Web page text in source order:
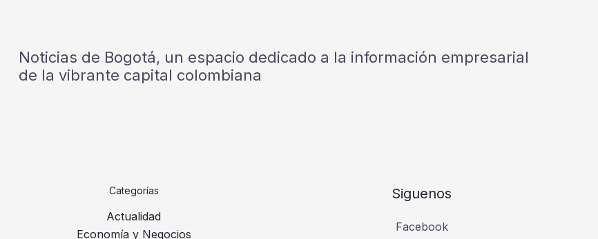
Noticias de Bogotá, un espacio dedicado a la información empresarial
de la vibrante capital colombiana
Categorías
Actualidad
Economía y Negocios
Siguenos
Facebook